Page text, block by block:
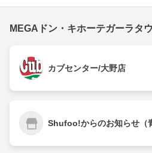
MEGAドン・キホーテガーラタ
カブセンター/大野店
Shufoo!からのお知らせ（